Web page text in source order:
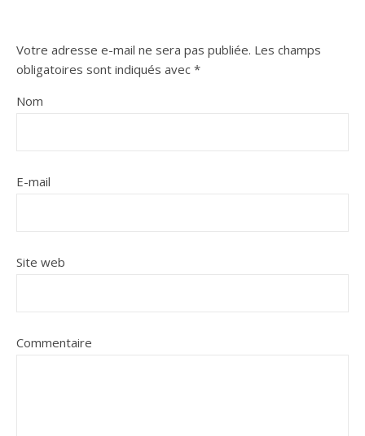
Votre adresse e-mail ne sera pas publiée. Les champs
obligatoires sont indiqués avec *
Nom
E-mail
Site web
Commentaire